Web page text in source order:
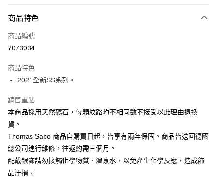
信用卡一次付款
悠遊付
運送方式
黑貓宅急便
每筆NT$100，滿NT$3,000(含以上)免運費
商品特色
商品編號
7073934
商品特色
2021全新SS系列。
銷售重點
本商品採用天然礦石，每顆紋路均不相同數不接受以此理由退換
貨。
Thomas Sabo 商品自購買日起，皆享有兩年保固。商品皆送回德國
總公司進行維修，往返約需三個月。
配戴銀飾請勿接觸化學物質、溫泉水，以免產生化學反應，造成飾
品汙損。